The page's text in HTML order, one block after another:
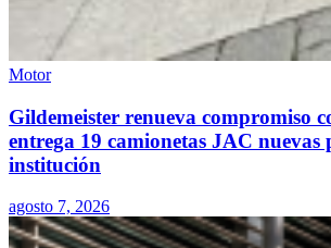
Motor
Gildemeister renueva compromiso
entrega 19 camionetas JAC nuevas
institución
agosto 7, 2026